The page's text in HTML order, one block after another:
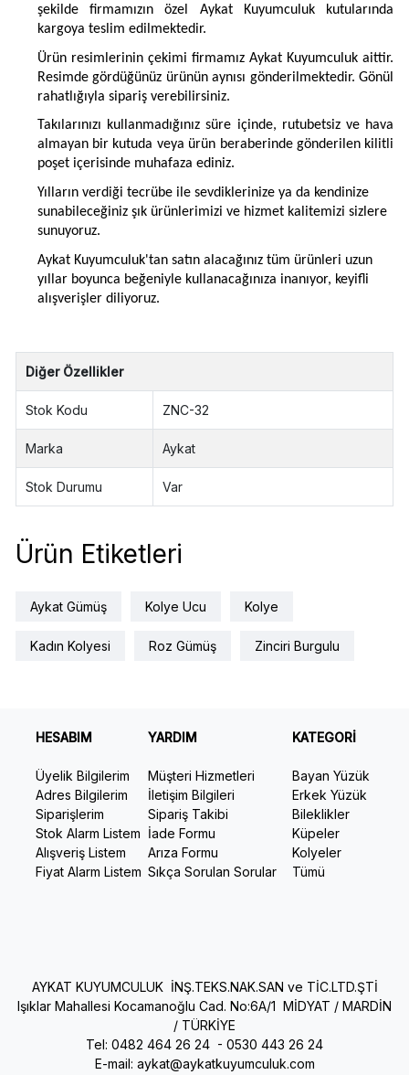
şekilde firmamızın özel Aykat Kuyumculuk kutularında
kargoya teslim edilmektedir.
Ürün resimlerinin çekimi firmamız Aykat Kuyumculuk aittir.
Resimde gördüğünüz ürünün aynısı gönderilmektedir. Gönül
rahatlığıyla sipariş verebilirsiniz.
Takılarınızı kullanmadığınız süre içinde, rutubetsiz ve hava
almayan bir kutuda veya ürün beraberinde gönderilen kilitli
poşet içerisinde muhafaza ediniz.
Yılların verdiği tecrübe ile sevdiklerinize ya da kendinize
sunabileceğiniz şık ürünlerimizi ve hizmet kalitemizi sizlere
sunuyoruz.
Aykat Kuyumculuk'tan satın alacağınız tüm ürünleri uzun
yıllar boyunca beğeniyle kullanacağınıza inanıyor, keyifli
alışverişler diliyoruz.
Diğer Özellikler
Stok Kodu ZNC-32
Marka Aykat
Stok Durumu Var
Ürün Etiketleri
Aykat Gümüş Kolye Ucu Kolye
Kadın Kolyesi Roz Gümüş Zinciri Burgulu
HESABIM
Üyelik Bilgilerim
Adres Bilgilerim
Siparişlerim
Stok Alarm Listem
Alışveriş Listem
Fiyat Alarm Listem
YARDIM
Müşteri Hizmetleri
İletişim Bilgileri
Sipariş Takibi
İade Formu
Arıza Formu
Sıkça Sorulan Sorular
KATEGORİ
Bayan Yüzük
Erkek Yüzük
Bileklikler
Küpeler
Kolyeler
Tümü
AYKAT KUYUMCULUK İNŞ.TEKS.NAK.SAN ve TİC.LTD.ŞTİ
Işıklar Mahallesi Kocamanoğlu Cad. No:6A/1 MİDYAT / MARDİN
/ TÜRKİYE
Tel: 0482 464 26 24 - 0530 443 26 24
E-mail: aykat@aykatkuyumculuk.com